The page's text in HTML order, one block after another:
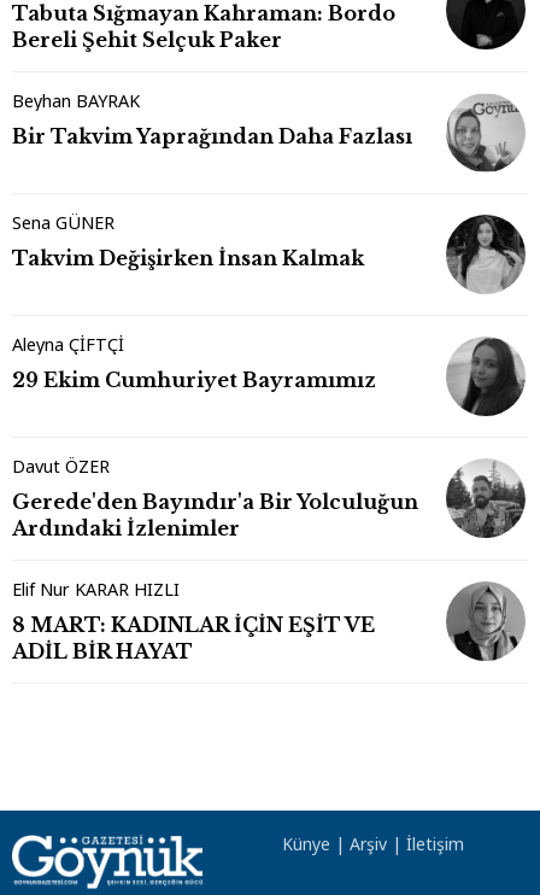
Tabuta Sığmayan Kahraman: Bordo
Bereli Şehit Selçuk Paker
Beyhan BAYRAK
Bir Takvim Yaprağından Daha Fazlası
Sena GÜNER
Takvim Değişirken İnsan Kalmak
Aleyna ÇİFTÇİ
29 Ekim Cumhuriyet Bayramımız
Davut ÖZER
Gerede'den Bayındır'a Bir Yolculuğun
Ardındaki İzlenimler
Elif Nur KARAR HIZLI
8 MART: KADINLAR İÇİN EŞİT VE
ADİL BİR HAYAT
Künye | Arşiv | İletişim